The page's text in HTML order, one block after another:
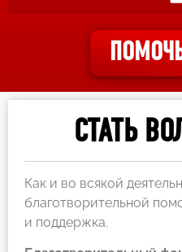
СТАТЬ
Как и во всякой
благотворительной
и поддержка.